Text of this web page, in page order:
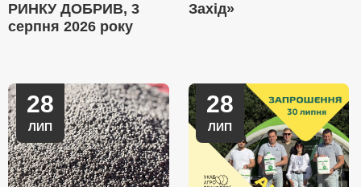
РИНКУ ДОБРИВ, 3
серпня 2026 року
Захід»
28
ЛИП
28
ЛИП